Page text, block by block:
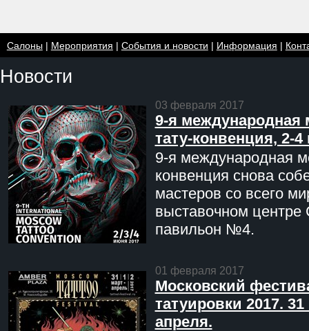
Салоны| Мероприятия | События и новости | Информация |
Новости
03 февраля 2017
9-я международная
тату-конвенция, 2-
9-я международная
конвенция снова
мастеров со всего
выставочном центре
павильон №4.
01 февраля 2017
Московский
татуировки 2017. 31
апреля.